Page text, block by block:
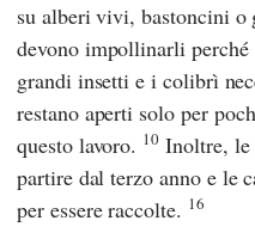
su alberi vivi, bastoncini
devono impollinarli
grandi insetti e i colibrì
restano aperti solo per
questo lavoro. 10 Inoltre, le
partire dal terzo anno e le
per essere raccolte. 16